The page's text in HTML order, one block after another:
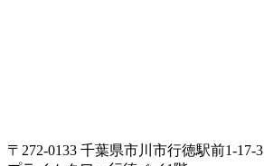
〒272-0133 千葉県市川市行徳駅前1-17-3